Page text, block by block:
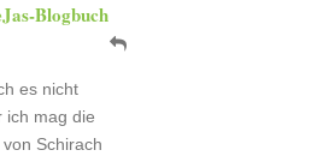
Blogbuch
es nicht
ich mag die
Schirach